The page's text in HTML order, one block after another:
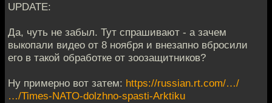
UPDATE:
Да, чуть не забыл. Тут спрашивают - а зачем
выкопали видео от 8 ноября и внезапно вбросили
его в такой обработке от зоозащитников?
Ну примерно вот затем: https://russian.rt.com/…/
…/Times-NATO-dolzhno-spasti-Arktiku